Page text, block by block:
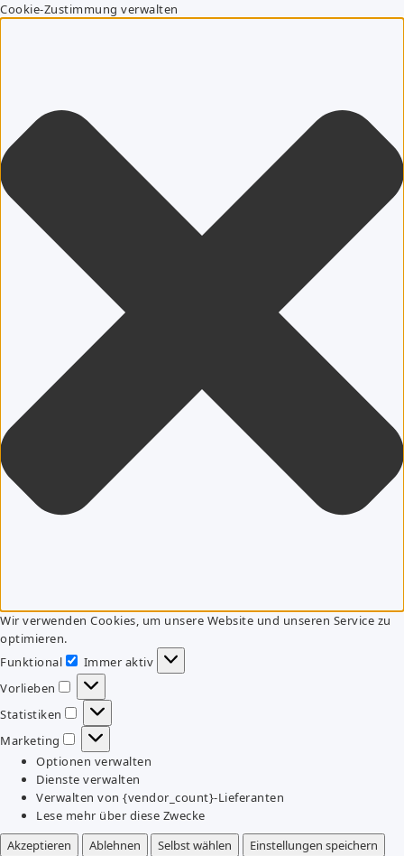
Cookie-Zustimmung verwalten
Wir verwenden Cookies, um unsere Website und unseren Service zu
optimieren.
Funktional
Funktional
Immer aktiv
Vorlieben
Vorlieben
Statistiken
Statistiken
Marketing
Marketing
Optionen verwalten
Dienste verwalten
Verwalten von {vendor_count}-Lieferanten
Lese mehr über diese Zwecke
Akzeptieren
Ablehnen Selbst wählen
Einstellungen speichern